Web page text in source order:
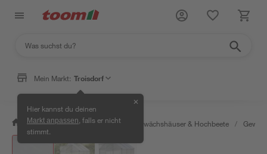
Mein Markt: Troisdorf
Hier kannst du deinen
Markt anpassen , falls er nicht
stimmt.
✕
/ Garten & Freizeit / Anzucht, Gewächshäuser & Hochbeete /